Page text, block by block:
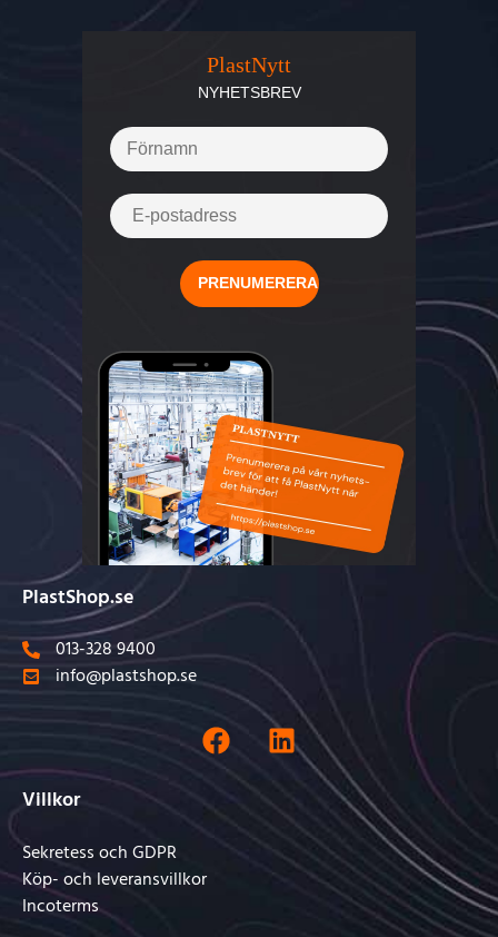
PlastNytt
NYHETSBREV
PlastShop.se
013-328 9400
info@plastshop.se
Villkor
Sekretess och GDPR
Köp- och leveransvillkor
Incoterms